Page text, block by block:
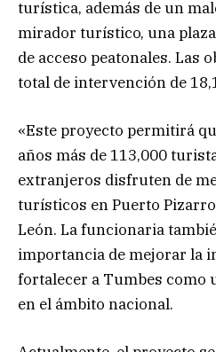
turística, además de un
mirador turístico, una
de acceso peatonales. Las
total de intervención de
«Este proyecto permitirá
años más de 113,000
extranjeros disfruten de
turísticos en Puerto
León. La funcionaria
importancia de mejorar la
fortalecer a Tumbes como
en el ámbito nacional.